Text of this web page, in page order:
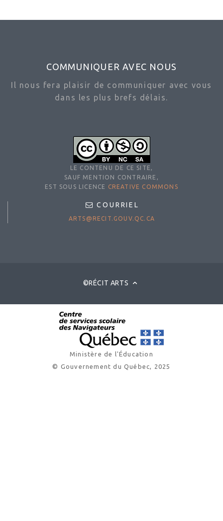
COMMUNIQUER AVEC NOUS
Il nous fera plaisir de communiquer avec vous
dans les plus brefs délais.
LE CONTENU DE CE SITE,
SAUF MENTION CONTRAIRE,
EST SOUS LICENCE
CREATIVE COMMONS
COURRIEL
ARTS@RECIT.GOUV.QC.CA
©RÉCIT ARTS
Ministère de l'Éducation
© Gouvernement du Québec, 2025